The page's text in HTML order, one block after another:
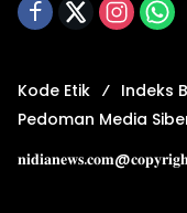
Kode Etik Indeks
Pedoman Media